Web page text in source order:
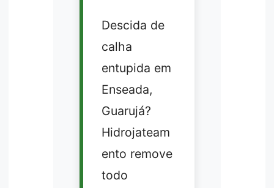
Descida de
calha
entupida em
Enseada,
Guarujá?
Hidrojateam
ento remove
todo